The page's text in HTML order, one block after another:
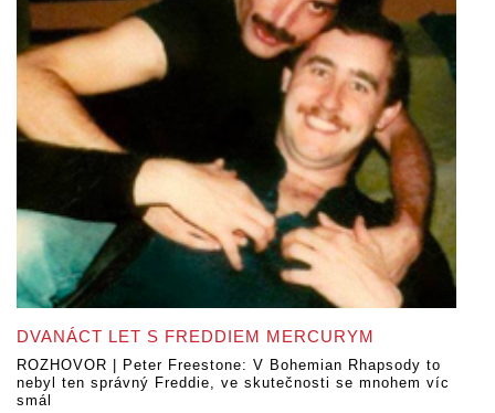
DVANÁCT LET S FREDDIEM MERCURYM
ROZHOVOR | Peter Freestone: V Bohemian Rhapsody to
nebyl ten správný Freddie, ve skutečnosti se mnohem víc
smál